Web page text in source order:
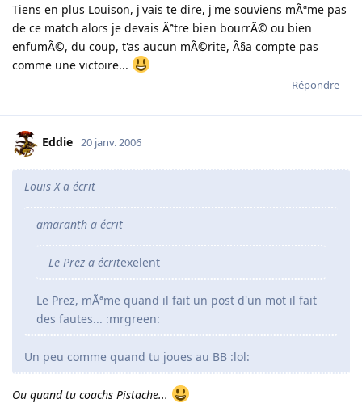
Tiens en plus Louison, j'vais te dire, j'me souviens mÃªme pas
de ce match alors je devais Ãªtre bien bourrÃ© ou bien
enfumÃ©, du coup, t'as aucun mÃ©rite, Ã§a compte pas
comme une victoire...
Répondre
Eddie 20 janv. 2006
Louis X a écrit
amaranth a écrit
Le Prez a écritexelent
Le Prez, mÃªme quand il fait un post d'un mot il fait
des fautes... :mrgreen:
Un peu comme quand tu joues au BB :lol:
Ou quand tu coachs Pistache...